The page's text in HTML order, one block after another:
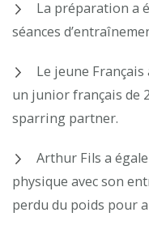
La préparation a
séances
Le jeune
un junior français de
sparring partner.
Arthur Fils a
physique avec son
perdu du poids pour